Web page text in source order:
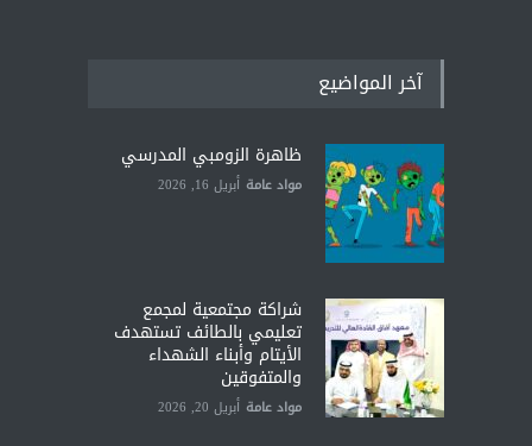
آخر المواضيع
ظاهرة الزومبي المدرسي
مواد عامة أبريل 16, 2026
شراكة مجتمعية لمجمع
تعليمي بالطائف تستهدف
الأيتام وأبناء الشهداء
والمتفوقين
مواد عامة أبريل 20, 2026